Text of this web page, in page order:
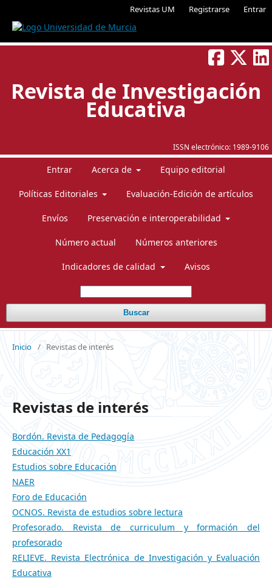
Revistas UM Registrarse Entrar
ISSN electrónico: 1989-9106
Revista de Investigación
Educativa
Entrar Acerca de Equipo editorial
Políticas Editoriales Evaluación-Edición de artículos
Envíos Preservación e interoperabilidad
Número actual Números anteriores
Indicadores de calidad Avisos
Buscar
Inicio / Revistas de interés
Revistas de interés
Bordón. Revista de Pedagogía
Educación XX1
Estudios sobre Educación
NAER
Foro de Educación
OCNOS. Revista de estudios sobre lectura
Profesorado. Revista de curriculum y formación del
profesorado
RELIEVE. Revista Electrónica de Investigación y Evaluación
Educativa